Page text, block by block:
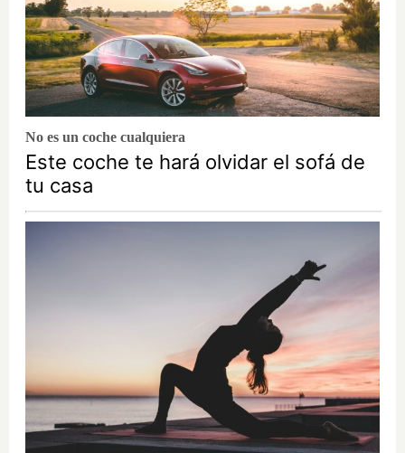
No es un coche cualquiera
Este coche te hará olvidar el sofá de
tu casa